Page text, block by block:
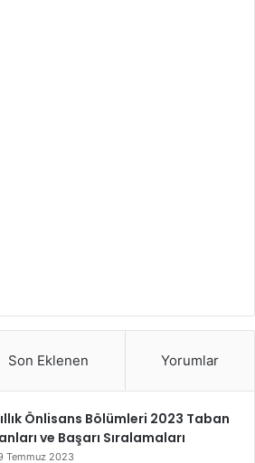
Son Eklenen Yorumlar
Önlisans Bölümleri 2023 Taban
ve Başarı Sıralamaları
Temmuz 2023